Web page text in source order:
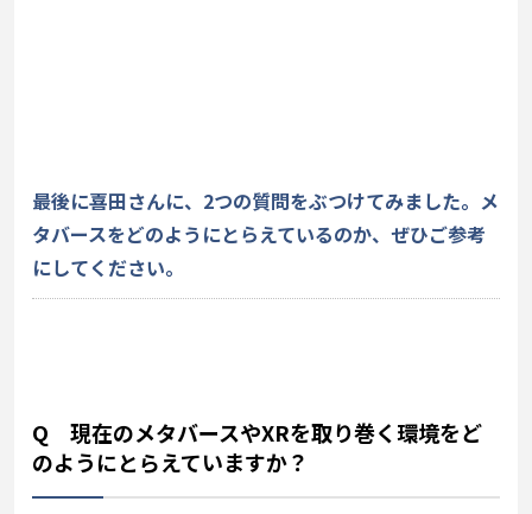
最後に喜田さんに、2つの質問をぶつけてみました。メ
タバースをどのようにとらえているのか、ぜひご参考
にしてください。
Q 現在のメタバースやXRを取り巻く環境をど
のようにとらえていますか？